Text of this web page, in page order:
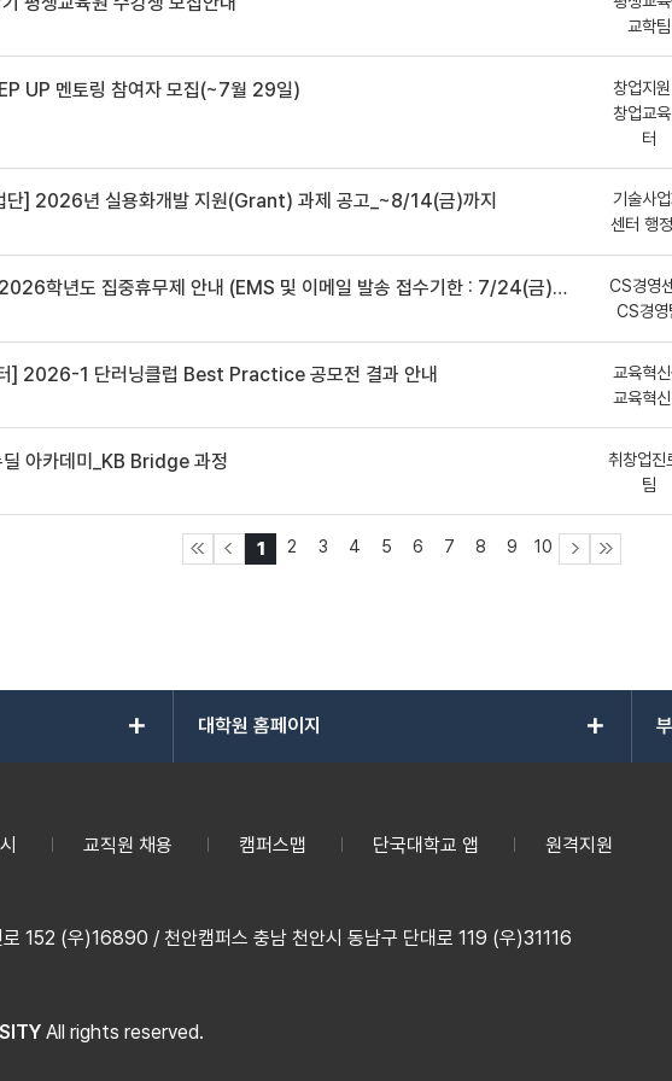
교학팀
UP 멘토링 참여자 모집(~7월 29일)
창업지
창업교
터
단] 2026년 실용화개발 지원(Grant) 과제 공고_~8/14(금)까지
기술사
센터 행
학년도 집중휴무제 안내 (EMS 및 이메일 발송 접수기한 : 7/24(금) 오후 12시까지)
CS경영
CS경영
] 2026-1 단러닝클럽 Best Practice 공모전 결과 안내
교육혁
교육혁
아카데미_KB Bridge 과정
취창업진
팀
1 2 3 4 5 6 7 8 9 10
add 대학원 홈페이지 add
교직원 채용 캠퍼스맵 단국대학교 앱 원격지원
로 152 (우)16890 / 천안캠퍼스 충남 천안시 동남구 단대로 119 (우)31116
All rights reserved.